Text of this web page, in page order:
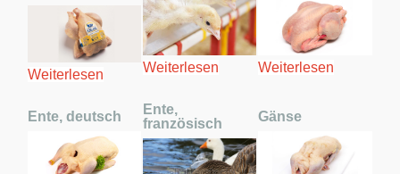
Weiterlesen Weiterlesen Weiterlesen
Ente, deutsch
Ente,
französisch
Gänse